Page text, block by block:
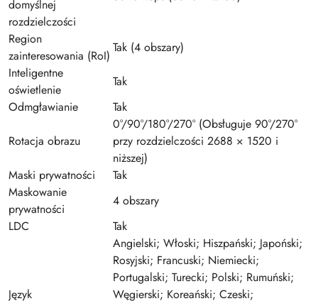
domyślnej
rozdzielczości
Region
zainteresowania (RoI)
Tak (4 obszary)
Inteligentne
oświetlenie
Tak
Odmgławianie
Tak
Rotacja obrazu
0°/90°/180°/270° (Obsługuje 90°/270°
przy rozdzielczości 2688 × 1520 i
niższej)
Maski prywatności
Tak
Maskowanie
prywatności
4 obszary
LDC
Tak
Język
Angielski; Włoski; Hiszpański; Japoński;
Rosyjski; Francuski; Niemiecki;
Portugalski; Turecki; Polski; Rumuński;
Węgierski; Koreański; Czeski;